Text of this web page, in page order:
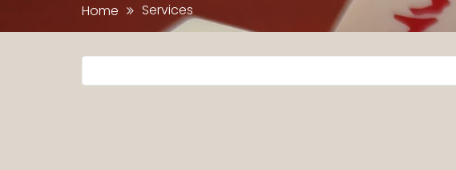
Home Services